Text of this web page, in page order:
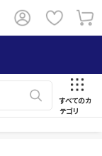
すべてのカ
テゴリ